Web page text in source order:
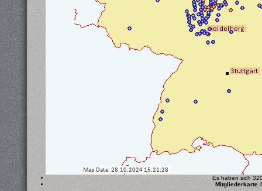
Es haben sich
Mitgliederkarte